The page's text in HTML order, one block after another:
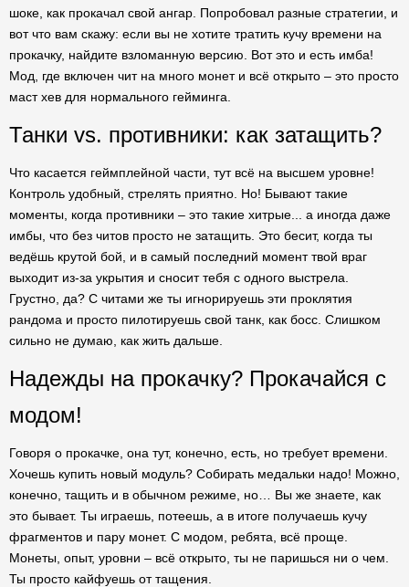
шоке, как прокачал свой ангар. Попробовал разные стратегии, и
вот что вам скажу: если вы не хотите тратить кучу времени на
прокачку, найдите взломанную версию. Вот это и есть имба!
Мод, где включен чит на много монет и всё открыто – это просто
маст хев для нормального гейминга.
Танки vs. противники: как затащить?
Что касается геймплейной части, тут всё на высшем уровне!
Контроль удобный, стрелять приятно. Но! Бывают такие
моменты, когда противники – это такие хитрые... а иногда даже
имбы, что без читов просто не затащить. Это бесит, когда ты
ведёшь крутой бой, и в самый последний момент твой враг
выходит из-за укрытия и сносит тебя с одного выстрела.
Грустно, да? С читами же ты игнорируешь эти проклятия
рандома и просто пилотируешь свой танк, как босс. Слишком
сильно не думаю, как жить дальше.
Надежды на прокачку? Прокачайся с
модом!
Говоря о прокачке, она тут, конечно, есть, но требует времени.
Хочешь купить новый модуль? Собирать медальки надо! Можно,
конечно, тащить и в обычном режиме, но… Вы же знаете, как
это бывает. Ты играешь, потеешь, а в итоге получаешь кучу
фрагментов и пару монет. С модом, ребята, всё проще.
Монеты, опыт, уровни – всё открыто, ты не паришься ни о чем.
Ты просто кайфуешь от тащения.